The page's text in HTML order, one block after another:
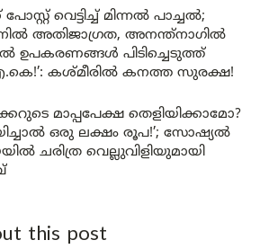
വെട്ടിച്ച് മിന്നൽ പാച്ചൽ;
അതിജാഗ്രത, അനന്ത്നാഗിൽ
ഉപകരണങ്ങൾ പിടിച്ചെടുത്ത്
കശ്മീരിൽ കനത്ത സുരക്ഷ!
മാപ്പപേക്ഷ തെളിയിക്കാമോ?
ഒരു ലക്ഷം രൂപ!’; സോഷ്യൽ
ചരിത്ര വെല്ലുവിളിയുമായി
this post